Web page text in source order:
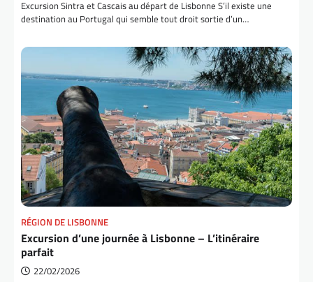
Excursion Sintra et Cascais au départ de Lisbonne S’il existe une
destination au Portugal qui semble tout droit sortie d’un…
RÉGION DE LISBONNE
Excursion d’une journée à Lisbonne – L’itinéraire
parfait
22/02/2026